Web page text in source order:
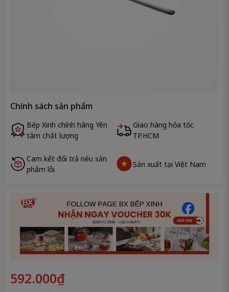
Chính sách sản phẩm
Bếp Xinh chính hãng Yên
tâm chất lượng
Giao hàng hỏa tốc
TP.HCM
Cam kết đổi trả nếu sản
phẩm lỗi
Sản xuất tại Việt Nam
592.000₫